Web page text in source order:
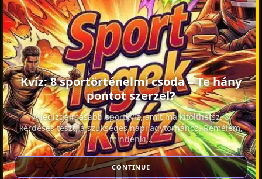
Kvíz: 8 sportörténelmi csoda – Te hány
pontot szerzel?
A legizgalmasabb sportkvíz, amit ma kitölthetsz. 8
kérdéses teszt, a szükséges napi agytornához. Remélem,
mindenki…
CONTINUE